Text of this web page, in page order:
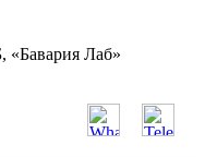
«Бавария Лаб»